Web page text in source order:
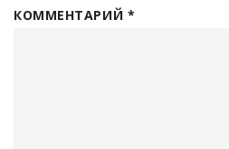
КОММЕНТАРИЙ *